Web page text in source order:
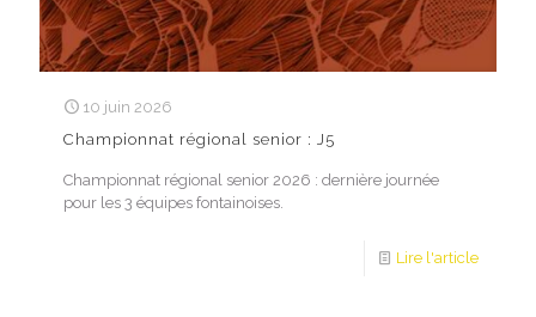
10 juin 2026
Championnat régional senior : J5
Championnat régional senior 2026 : dernière journée
pour les 3 équipes fontainoises.
Lire l'article